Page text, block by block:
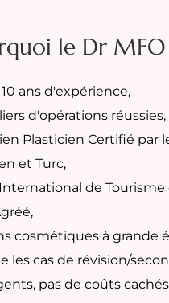
le Dr MFO
ans d'expérience,
d'opérations réussies,
Plasticien Certifié par
et Turc,
de Tourisme
cosmétiques à grande
les cas de révision/
pas de coûts